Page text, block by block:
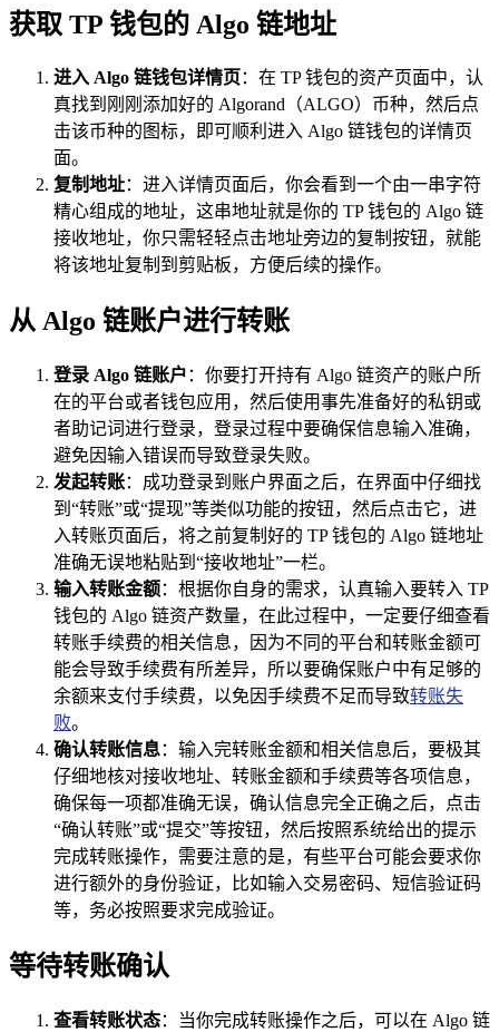
获取 TP 钱包的 Algo 链地址
进入 Algo 链钱包详情页 ：在 TP 钱包的资产页面中，认
真找到刚刚添加好的 Algorand（ALGO）币种，然后点
击该币种的图标，即可顺利进入 Algo 链钱包的详情页
面。
复制地址：进入详情页面后，你会看到一个由一串字符
精心组成的地址，这串地址就是你的 TP 钱包的 Algo 链
接收地址，你只需轻轻点击地址旁边的复制按钮，就能
将该地址复制到剪贴板，方便后续的操作。
从 Algo 链账户进行转账
登录 Algo 链账户 ：你要打开持有 Algo 链资产的账户所
在的平台或者钱包应用，然后使用事先准备好的私钥或
者助记词进行登录，登录过程中要确保信息输入准确，
避免因输入错误而导致登录失败。
发起转账：成功登录到账户界面之后，在界面中仔细找
到“转账”或“提现”等类似功能的按钮，然后点击它，进
入转账页面后，将之前复制好的 TP 钱包的 Algo 链地址
准确无误地粘贴到“接收地址”一栏。
输入转账金额：根据你自身的需求，认真输入要转入 TP
钱包的 Algo 链资产数量，在此过程中，一定要仔细查看
转账手续费的相关信息，因为不同的平台和转账金额可
能会导致手续费有所差异，所以要确保账户中有足够的
余额来支付手续费，以免因手续费不足而导致转账失
败。
确认转账信息：输入完转账金额和相关信息后，要极其
仔细地核对接收地址、转账金额和手续费等各项信息，
确保每一项都准确无误，确认信息完全正确之后，点击
“确认转账”或“提交”等按钮，然后按照系统给出的提示
完成转账操作，需要注意的是，有些平台可能会要求你
进行额外的身份验证，比如输入交易密码、短信验证码
等，务必按照要求完成验证。
等待转账确认
查看转账状态：当你完成转账操作之后，可以在 Algo 链